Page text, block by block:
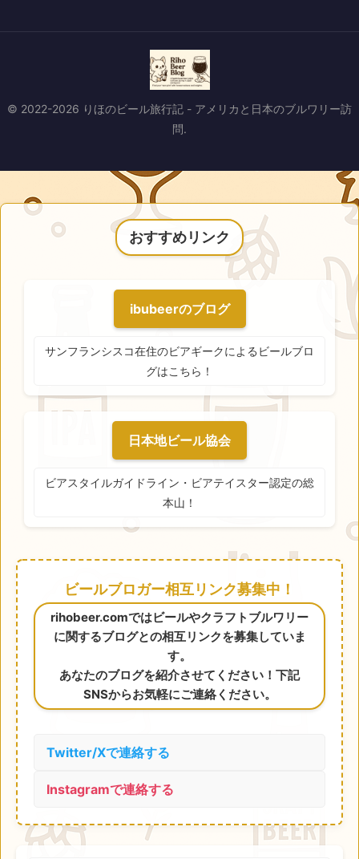
© 2022-2026 りほのビール旅行記 - アメリカと日本のブルワリー訪
問.
おすすめリンク
ibubeerのブログ
サンフランシスコ在住のビアギークによるビールブロ
グはこちら！
日本地ビール協会
ビアスタイルガイドライン・ビアテイスター認定の総
本山！
ビールブロガー相互リンク募集中！
rihobeer.comではビールやクラフトブルワリー
に関するブログとの相互リンクを募集していま
す。
あなたのブログを紹介させてください！下記
SNSからお気軽にご連絡ください。
Twitter/Xで連絡する
Instagramで連絡する